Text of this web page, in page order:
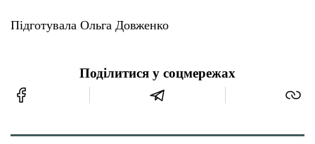
Підготувала Ольга Довженко
Поділитися у соцмережах